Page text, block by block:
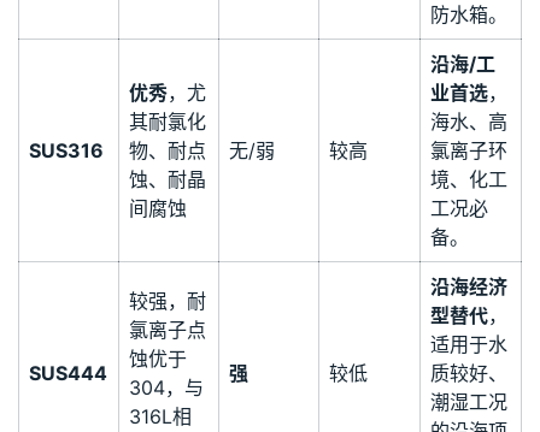
防水箱。
SUS316
优秀，尤
其耐氯化
物、耐点
蚀、耐晶
间腐蚀
无/弱 较高
沿海/工
业首选，
海水、高
氯离子环
境、化工
工况必
备。
SUS444
较强，耐
氯离子点
蚀优于
304，与
316L相
强 较低
沿海经济
型替代，
适用于水
质较好、
潮湿工况